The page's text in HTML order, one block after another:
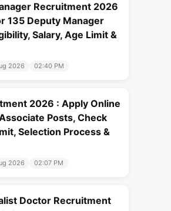
Recruitment 2026
135 Deputy Manager
Salary, Age Limit &
2026 02:40 PM
2026 : Apply Online
Posts, Check
Selection Process &
2026 02:07 PM
Doctor Recruitment